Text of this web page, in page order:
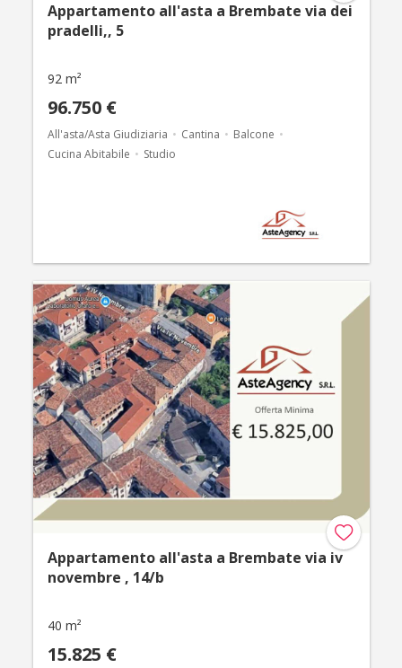
Appartamento all'asta a Brembate via dei
pradelli,, 5
92 m²
96.750 €
All'asta/Asta Giudiziaria Cantina
Balcone
Cucina Abitabile
Studio
Appartamento all'asta a Brembate via iv
novembre , 14/b
40 m²
15.825 €